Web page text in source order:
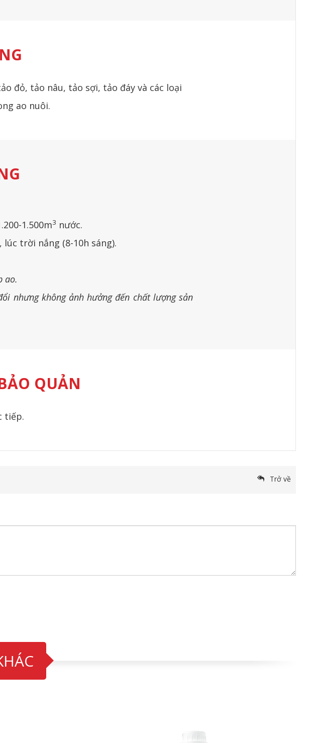
đỏ, tảo nâu, tảo sợi, tảo đáy và các loại
ao nuôi.
1.500m3 nước.
lúc trời nắng (8-10h sáng).
ao.
nhưng không ảnh hưởng đến chất lượng sản
QUẢN
tiếp.
Trở về